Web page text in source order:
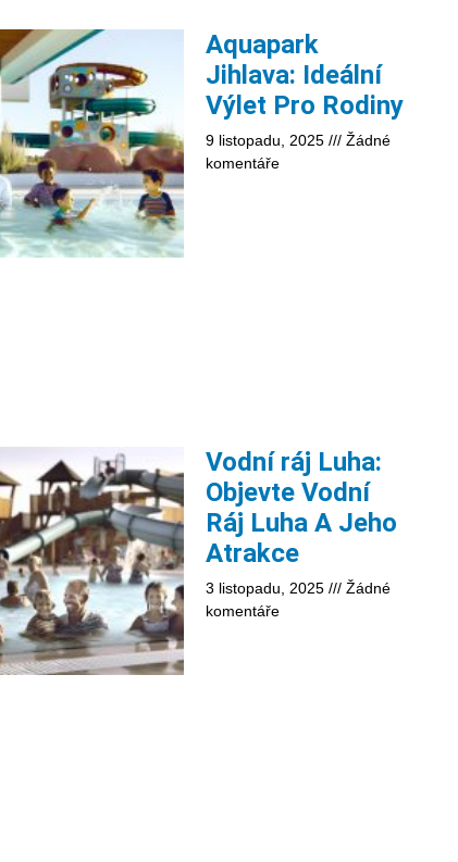
Aquapark
Jihlava: Ideální
Výlet Pro Rodiny
9 listopadu, 2025
Žádné
komentáře
Vodní ráj Luha:
Objevte Vodní
Ráj Luha A Jeho
Atrakce
3 listopadu, 2025
Žádné
komentáře